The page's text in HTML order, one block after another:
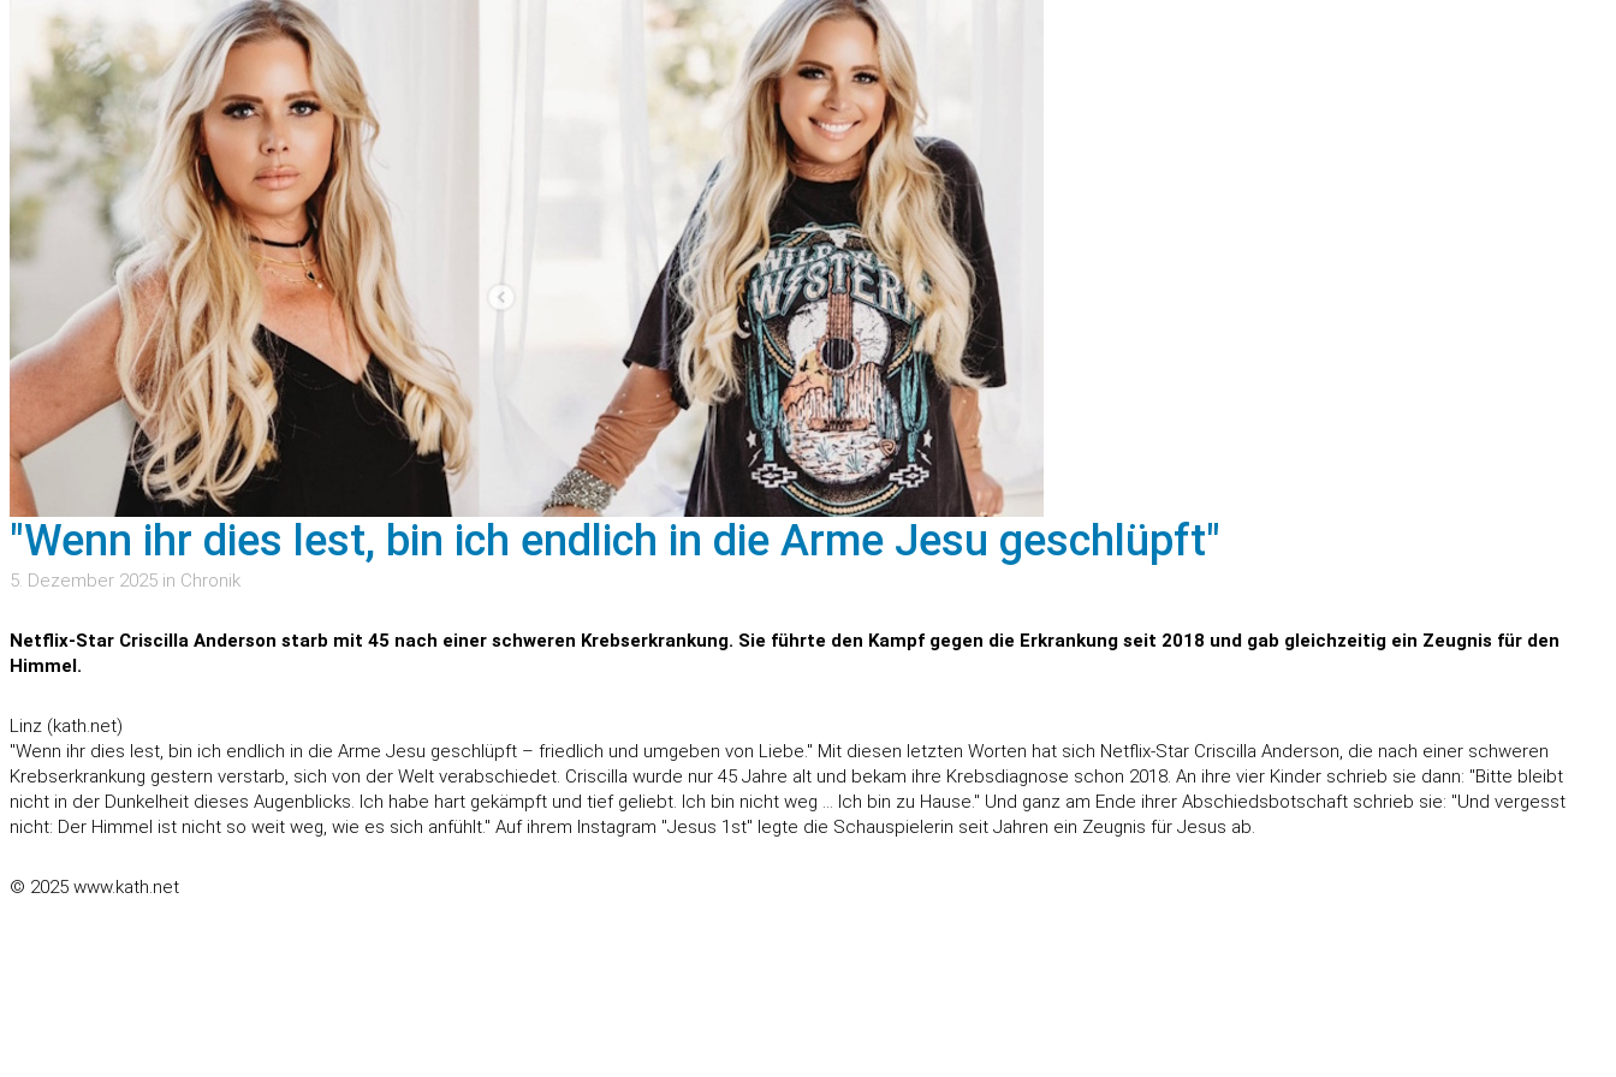
"Wenn ihr dies lest, bin ich endlich in die Arme Jesu geschlüpft"
5. Dezember 2025 in Chronik
Netflix-Star Criscilla Anderson starb mit 45 nach einer schweren Krebserkrankung. Sie führte den Kampf gegen die Erkrankung seit 2018 und gab gleichzeitig ein Zeugnis für den
Himmel.
Linz (kath.net)
"Wenn ihr dies lest, bin ich endlich in die Arme Jesu geschlüpft – friedlich und umgeben von Liebe." Mit diesen letzten Worten hat sich Netflix-Star Criscilla Anderson, die nach einer schweren
Krebserkrankung gestern verstarb, sich von der Welt verabschiedet. Criscilla wurde nur 45 Jahre alt und bekam ihre Krebsdiagnose schon 2018. An ihre vier Kinder schrieb sie dann: "Bitte bleibt
nicht in der Dunkelheit dieses Augenblicks. Ich habe hart gekämpft und tief geliebt. Ich bin nicht weg ... Ich bin zu Hause." Und ganz am Ende ihrer Abschiedsbotschaft schrieb sie: "Und vergesst
nicht: Der Himmel ist nicht so weit weg, wie es sich anfühlt." Auf ihrem Instagram "Jesus 1st" legte die Schauspielerin seit Jahren ein Zeugnis für Jesus ab.
© 2025 www.kath.net